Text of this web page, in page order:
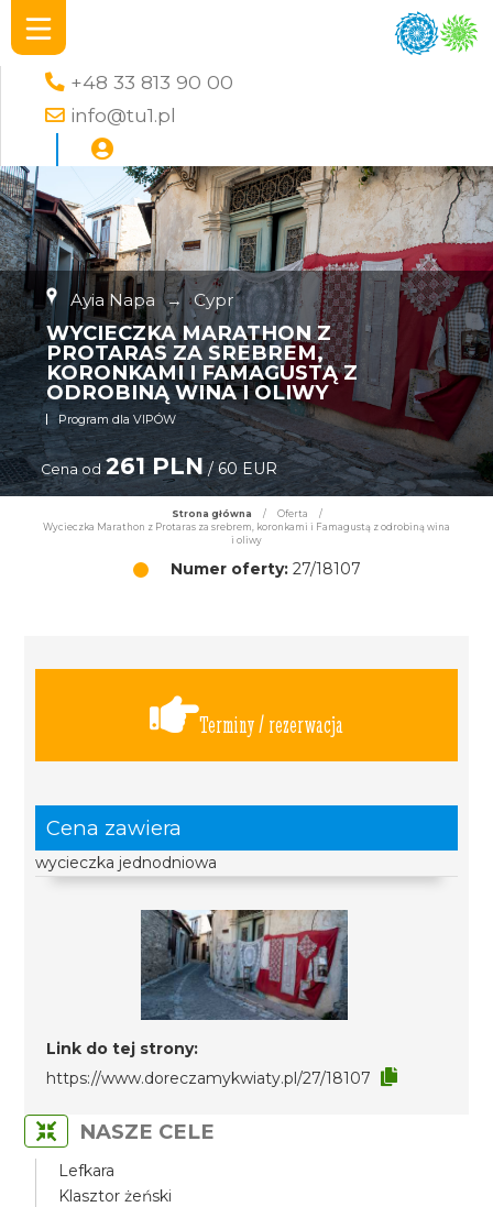
+48 33 813 90 00
info@tu1.pl
Ayia Napa → Cypr
WYCIECZKA MARATHON Z
PROTARAS ZA SREBREM,
KORONKAMI I FAMAGUSTĄ Z
ODROBINĄ WINA I OLIWY
Program dla VIPÓW
Cena od 261 PLN/ 60 EUR
Strona główna / Oferta
/
Wycieczka Marathon z Protaras za srebrem, koronkami i Famagustą z odrobiną wina
i oliwy
Numer oferty:27/18107
Terminy / rezerwacja
Cena zawiera
wycieczka jednodniowa
Link do tej strony:
https://www.doreczamykwiaty.pl/27/18107
NASZE CELE
Lefkara
Klasztor żeński